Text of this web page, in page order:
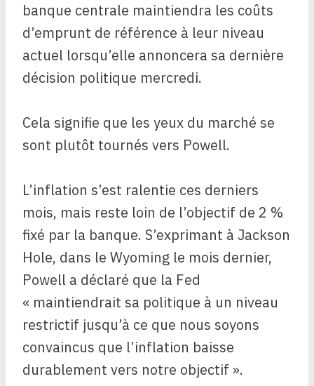
banque centrale maintiendra les coûts
d’emprunt de référence à leur niveau
actuel lorsqu’elle annoncera sa dernière
décision politique mercredi.
Cela signifie que les yeux du marché se
sont plutôt tournés vers Powell.
L’inflation s’est ralentie ces derniers
mois, mais reste loin de l’objectif de 2 %
fixé par la banque. S’exprimant à Jackson
Hole, dans le Wyoming le mois dernier,
Powell a déclaré que la Fed
« maintiendrait sa politique à un niveau
restrictif jusqu’à ce que nous soyons
convaincus que l’inflation baisse
durablement vers notre objectif ».